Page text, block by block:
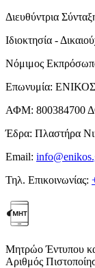
Διευθύντρια
Ιδιοκτησία -
Νόμιμος
Επωνυμία:
ΑΦΜ: 800384700
Έδρα: Πλαστήρα
Email:
Τηλ. Επικοινωνίας:
Μητρώο Έντυπου
Αριθμός